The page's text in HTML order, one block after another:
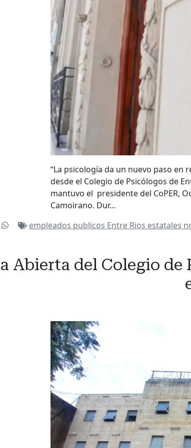
“La psicología da un nuevo paso
desde el Colegio de Psicólogos de
mantuvo el presidente del CoPER,
Camoirano. Dur…
empleados publicos Entre Rios estatales
Abierta del Colegio de